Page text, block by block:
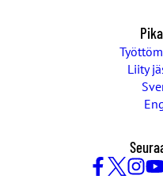
Liity